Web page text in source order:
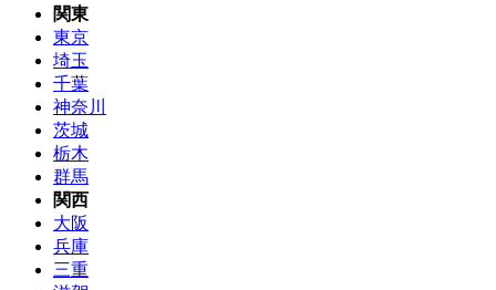
関東
東京
埼玉
千葉
神奈川
茨城
栃木
群馬
関西
大阪
兵庫
三重